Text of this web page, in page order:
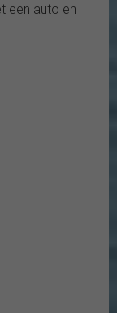
een auto en